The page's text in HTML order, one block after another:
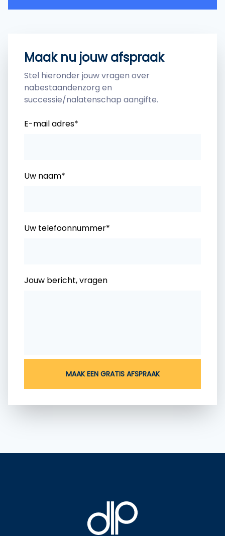
Maak nu jouw afspraak
Stel hieronder jouw vragen over
nabestaandenzorg en
successie/nalatenschap aangifte.
E-mail adres*
Uw naam*
Uw telefoonnummer*
Jouw bericht, vragen
MAAK EEN GRATIS AFSPRAAK